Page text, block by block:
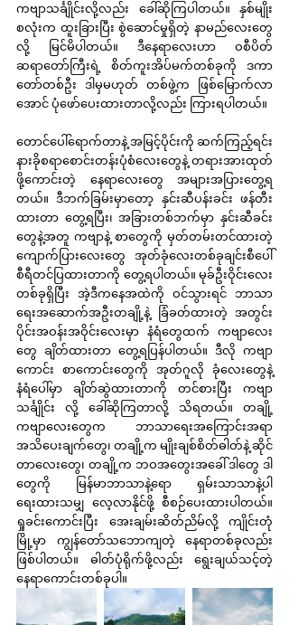
ကဗျာသင်္ချိုင်းလို့လည်း ခေါ်ဆိုကြပါတယ်။ နှစ်မျိုး
စလုံးက ထူးခြားပြီး စွဲဆောင်မှုရှိတဲ့ နာမည်လေးတွေ
လို့ မြင်မိပါတယ်။ ဒီနေရာလေးဟာ ဝစီပိတ်
ဆရာတော်ကြီးရဲ့ စိတ်ကူးအိပ်မက်တစ်ခုကို ဒကာ
တော်တစ်ဦး ဒါမှမဟုတ် တစ်ဖွဲ့က ဖြစ်မြောက်လာ
အောင် ပုံဖော်ပေးထားတာလို့လည်း ကြားရပါတယ်။
တောင်ပေါ်ရောက်တာနဲ့ အမြင့်ပိုင်းကို ဆက်ကြည့်ရင်း
နားခိုစရာစောင်းတန်းပုံစံလေးတွေနဲ့ တရားအားထုတ်
ဖို့ကောင်းတဲ့ နေရာလေးတွေ အများအပြားတွေ့ရ
တယ်။ ဒီဘက်ခြမ်းမှာတော့ နှင်းဆီပန်းခင်း ဖန်တီး
ထားတာ တွေ့ရပြီး၊ အခြားတစ်ဘက်မှာ နှင်းဆီခင်း
တွေနဲ့အတူ ကဗျာနဲ့ စာတွေကို မှတ်တမ်းတင်ထားတဲ့
ကျောက်ပြားလေးတွေ အုတ်ခုံလေးတစ်ခုချင်းစီပေါ်
စီရီတင်ပြထားတာကို တွေ့ရပါတယ်။ မုခ်ဦးဝိုင်းလေး
တစ်ခုရှိပြီး အဲ့ဒီကနေအထဲကို ဝင်သွားရင် ဘာသာ
ရေးအဆောက်အဦးတချို့နဲ့ ခြံခတ်ထားတဲ့ အတွင်း
ပိုင်းအဝန်းအဝိုင်းလေးမှာ နံရံတွေထက် ကဗျာလေး
တွေ ချိတ်ထားတာ တွေ့ရပြန်ပါတယ်။ ဒီလို ကဗျာ
ကောင်း စာကောင်းတွေကို အုတ်ဂူလို ခုံလေးတွေနဲ့
နံရံပေါ်မှာ ချိတ်ဆွဲထားတာကို တင်စားပြီး ကဗျာ
သင်္ချိုင်း လို့ ခေါ်ဆိုကြတာလို့ သိရတယ်။ တချို့
ကဗျာလေးတွေက ဘာသာရေးအကြောင်းအရာ
အသိပေးချက်တွေ၊ တချို့က မျိုးချစ်စိတ်ဓါတ်နဲ့ ဆိုင်
တာလေးတွေ၊ တချို့က ဘဝအတွေးအခေါ် ဒါတွေ ဒါ
တွေကို မြန်မာဘာသာနဲ့ရော ရှမ်းသာသာနဲ့ပါ
ရေးထားသမျှ လေ့လာနိုင်ဖို့ စီစဉ်ပေးထားပါတယ်။
ရှုခင်းကောင်းပြီး အေးချမ်းဆိတ်ညိမ်လို့ ကျိုင်းတုံ
မြို့မှာ ကျွန်တော်သဘောကျတဲ့ နေရာတစ်ခုလည်း
ဖြစ်ပါတယ်။ ဓါတ်ပုံရိုက်ဖို့လည်း ရွေးချယ်သင့်တဲ့
နေရာကောင်းတစ်ခုပါ။